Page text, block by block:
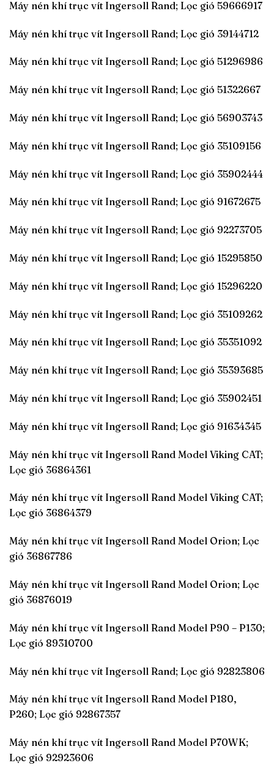
Máy nén khí trục vít Ingersoll Rand; Lọc gió 59666917
Máy nén khí trục vít Ingersoll Rand; Lọc gió 39144712
Máy nén khí trục vít Ingersoll Rand; Lọc gió 51296986
Máy nén khí trục vít Ingersoll Rand; Lọc gió 51322667
Máy nén khí trục vít Ingersoll Rand; Lọc gió 56903743
Máy nén khí trục vít Ingersoll Rand; Lọc gió 35109156
Máy nén khí trục vít Ingersoll Rand; Lọc gió 35902444
Máy nén khí trục vít Ingersoll Rand; Lọc gió 91672675
Máy nén khí trục vít Ingersoll Rand; Lọc gió 92273705
Máy nén khí trục vít Ingersoll Rand; Lọc gió 15295850
Máy nén khí trục vít Ingersoll Rand; Lọc gió 15296220
Máy nén khí trục vít Ingersoll Rand; Lọc gió 35109262
Máy nén khí trục vít Ingersoll Rand; Lọc gió 35351092
Máy nén khí trục vít Ingersoll Rand; Lọc gió 35393685
Máy nén khí trục vít Ingersoll Rand; Lọc gió 35902451
Máy nén khí trục vít Ingersoll Rand; Lọc gió 91634345
Máy nén khí trục vít Ingersoll Rand Model Viking CAT;
Lọc gió 36864361
Máy nén khí trục vít Ingersoll Rand Model Viking CAT;
Lọc gió 36864379
Máy nén khí trục vít Ingersoll Rand Model Orion; Lọc
gió 36867786
Máy nén khí trục vít Ingersoll Rand Model Orion; Lọc
gió 36876019
Máy nén khí trục vít Ingersoll Rand Model P90 – P130;
Lọc gió 89310700
Máy nén khí trục vít Ingersoll Rand; Lọc gió 92823806
Máy nén khí trục vít Ingersoll Rand Model P180,
P260; Lọc gió 92867357
Máy nén khí trục vít Ingersoll Rand Model P70WK;
Lọc gió 92923606